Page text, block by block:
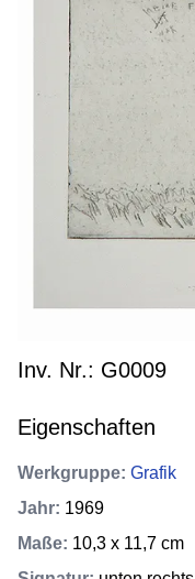
Inv. Nr.: G0009
Eigenschaften
Werkgruppe: Grafik
Jahr: 1969
Maße: 10,3 x 11,7 cm